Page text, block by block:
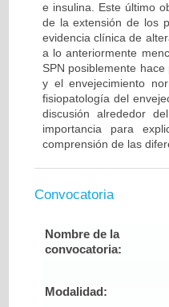
e insulina. Este último
de la extensión de los
evidencia clínica de
a lo anteriormente
SPN posiblemente
y el envejecimiento
fisiopatología del
discusión alrededor
importancia para
comprensión de las
Convocatoria
Nombre de la
convocatoria:
Modalidad: